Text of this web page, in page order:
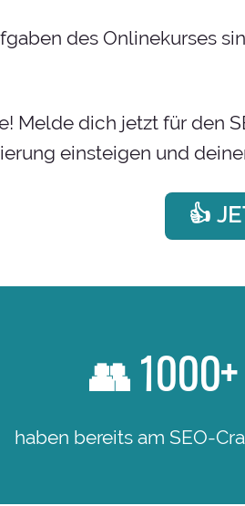
des Onlinekurses
Melde dich jetzt für den
einsteigen und
👍
👥 1000+
haben bereits am SEO-